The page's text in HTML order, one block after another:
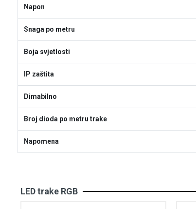
Napon
Snaga po metru
Boja svjetlosti
IP zaštita
Dimabilno
Broj dioda po metru trake
Napomena
LED trake RGB